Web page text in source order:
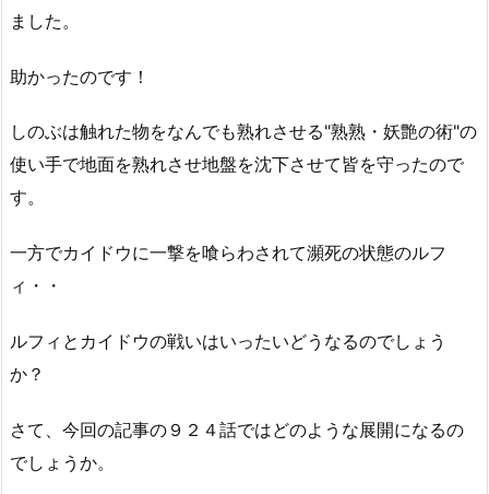
ました。
助かったのです！
しのぶは触れた物をなんでも熟れさせる"熟熟・妖艶の術"の
使い手で地面を熟れさせ地盤を沈下させて皆を守ったので
す。
一方でカイドウに一撃を喰らわされて瀕死の状態のルフ
ィ・・
ルフィとカイドウの戦いはいったいどうなるのでしょう
か？
さて、今回の記事の９２４話ではどのような展開になるの
でしょうか。